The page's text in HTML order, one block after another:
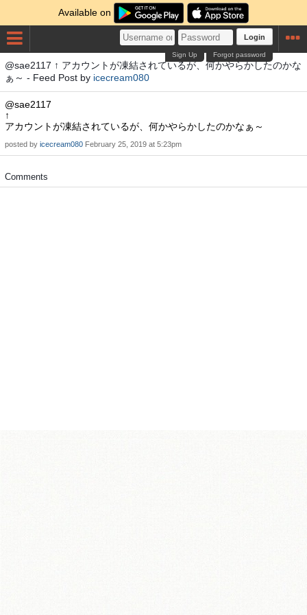
Available on
Login
Forgot password
Sign Up
@sae2117 ↑ アカウントが凍結されているが、何かやらかしたのかな
ぁ～ - Feed Post by icecream080
@sae2117
↑
アカウントが凍結されているが、何かやらかしたのかなぁ～
posted by icecream080 February 25, 2019 at 5:23pm
Comments